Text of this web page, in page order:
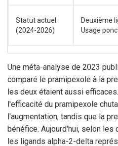
Statut actuel
(2024-2026)
Deuxième
Usage
Une méta-analyse de 2023
comparé le pramipexole à la
les deux étaient aussi
l'efficacité du pramipexole
l'augmentation, tandis que la
bénéfice. Aujourd'hui, selon les
les ligands alpha-2-delta